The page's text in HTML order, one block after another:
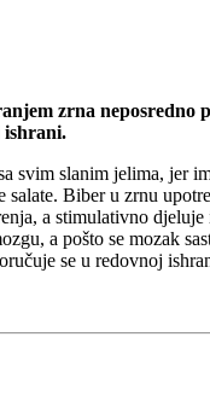
zrna neposredno
ishrani.
svim slanim jelima, jer
salate. Biber u zrnu
a stimulativno
a pošto se mozak
se u redovnoj